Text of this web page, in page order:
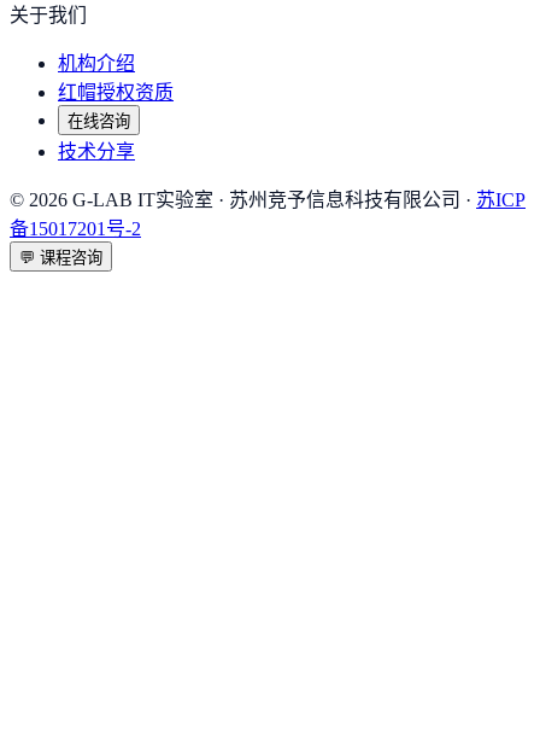
关于我们
机构介绍
红帽授权资质
在线咨询
技术分享
© 2026 G-LAB IT实验室 · 苏州竞予信息科技有限公司 · 苏ICP
备15017201号-2
💬 课程咨询